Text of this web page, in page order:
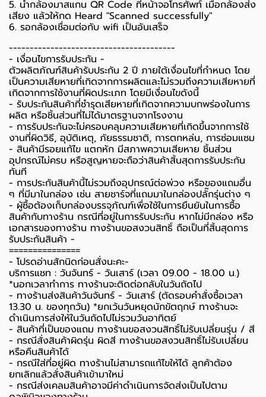
5. นำกล้องมาสแกน QR Code ที่หน้าจอโทรศัพท์ เมื่อกล้องส่ง
เสียง แล้วให้กด Heard "Scanned successfully"
6. รอกล้องเชื่อมต่อกับ wifi เป็นอันเสร็จ
----------------------------------------
-️ เงื่อนไขการรับประกัน -️
ตัวผลิตภัณฑ์สินค้ารับประกัน 2 ปี ภายใต้เงื่อนไขที่กำหนด โดย
เป็นความเสียหายที่เกิดจากการผลิตและไม่รวมถึงความเสียหายที่
เกิดจากการใช้งานที่ผิดประเภท โดยมีเงื่อนไขดังนี้
- รับประกันสินค้าที่ชำรุดเสียหายที่เกิดจากความบกพร่องในการ
ผลิต หรือชิ้นส่วนที่ไม่ได้มาตรฐานจากโรงงาน
- การรับประกันจะไม่ครอบคลุมความเสียหายที่เกิดขึ้นจากการใช้
งานที่ผิดวิธี, อุบัติเหตุ, ภัยธรรมชาติ, การตกหล่น, การซ่อมแซม
- สินค้ามีรอยแก้ไข แตกหัก มีสภาพความเสียหาย ชิ้นส่วน
อุปกรณ์ไม่ครบ หรือสูญหายจะถือว่าสินค้าสิ้นสุดการรับประกัน
ทันที
- การประกันสินค้านี้ไม่รวมถึงอุปกรณ์ต่อพ่วง หรือของแถมอื่น
ๆ ที่มีมาในกล่อง เช่น สายชาร์จที่แถมมาในกล่องปลั๊กรุ่นต่าง ๆ
-️ ผู้ซื้อต้องเก็บกล่องบรรจุภัณฑ์เพื่อใช้ในการยืนยันในการซื้อ
สินค้ากับทางร้าน กรณีที่อยู่ในการรับประกัน หากไม่มีกล่อง หรือ
เอกสารของทางร้าน ทางร้านขอสงวนสิทธิ์ ถือเป็นที่สิ้นสุดการ
รับประกันสินค้า -️
===============
-️ โปรดอ่านสักนิดก่อนสั่งนะคะ-️
บริการแชท : วันจันทร์ - วันเสาร์ (เวลา 09.00 - 18.00 น.)
*นอกเวลาทำการ ทางร้านจะติดต่อกลับในวันถัดไป
- ทางร้านส่งสินค้าวันจันทร์ - วันเสาร์ (ตัดรอบคำสั่งซื้อเวลา
13.30 น. ของทุกวัน) *ยกเว้นวันหยุดนักขัตฤกษ์ ทางร้านจะ
ดำเนินการส่งให้ในวันถัดไปไม่รวมวันอาทิตย์
- สินค้าที่เป็นของแถม ทางร้านขอสงวนสิทธิ์ไม่รับเปลี่ยนรุ่น / สี
- กรณีสั่งสินค้าผิดรุ่น ผิดสี ทางร้านขอสงวนสิทธิ์ไม่รับเปลี่ยน
หรือคืนสินค้าได้
- กรณีใส่ที่อยู่ผิด ทางร้านไม่สามารถแก้ไขให้ได้ ลูกค้าต้อง
ยกเลิกแล้วสั่งสินค้าเข้ามาใหม่
- กรณีส่งเคลมสินค้าอาจมีค่าดำเนินการจัดส่งเป็นไปตาม